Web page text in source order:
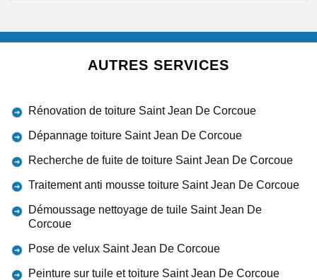
AUTRES SERVICES
Rénovation de toiture Saint Jean De Corcoue
Dépannage toiture Saint Jean De Corcoue
Recherche de fuite de toiture Saint Jean De Corcoue
Traitement anti mousse toiture Saint Jean De Corcoue
Démoussage nettoyage de tuile Saint Jean De
Corcoue
Pose de velux Saint Jean De Corcoue
Peinture sur tuile et toiture Saint Jean De Corcoue